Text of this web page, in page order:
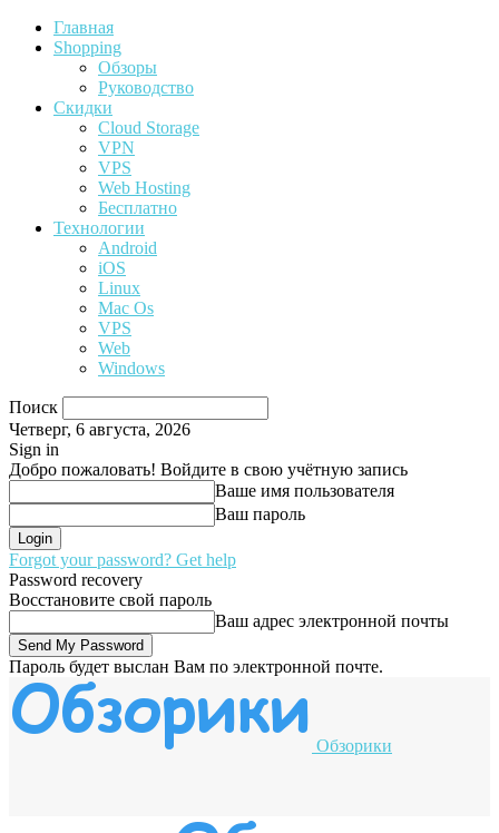
Главная
Shopping
Обзоры
Руководство
Скидки
Cloud Storage
VPN
VPS
Web Hosting
Бесплатно
Технологии
Android
iOS
Linux
Mac Os
VPS
Web
Windows
Поиск
Четверг, 6 августа, 2026
Sign in
Добро пожаловать! Войдите в свою учётную запись
Ваше имя пользователя
Ваш пароль
Forgot your password? Get help
Password recovery
Восстановите свой пароль
Ваш адрес электронной почты
Пароль будет выслан Вам по электронной почте.
Обзорики